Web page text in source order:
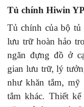
Tủ chính Hiwin
Tủ chính của bộ
lưu trữ hoàn hảo
ngăn đựng đồ ở
gian lưu trữ, lý
như khăn tắm, mỹ
tắm khác. Thiết